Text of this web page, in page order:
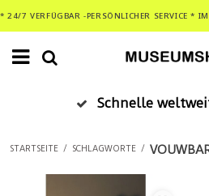
* 24/7 VERFÜGBAR -PERSÖNLICHER SERVICE *
Schnelle
STARTSEITE / SCHLAGWORTE /